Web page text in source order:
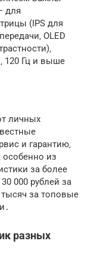
для
(IPS для
OLED
120 Гц и выше
личных
и гарантию‚
особенно из
за более
000 рублей за
за топовые
разных